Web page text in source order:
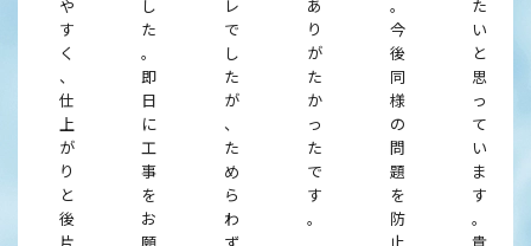
や
す
く
、
仕
上
が
り
と
後
し
た
。
即
日
に
工
事
を
お
レ
で
し
た
が
、
た
め
ら
わ
あ
り
が
た
か
っ
た
で
す
。
。
今
後
同
様
の
問
題
を
防
た
い
と
思
っ
て
い
ま
す
。